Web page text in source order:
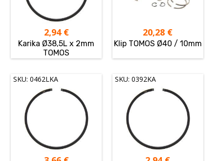
2,94 €
Karika Ø38,5L x 2mm
TOMOS
20,28 €
Klip TOMOS Ø40 / 10mm
SKU: 0462LKA SKU: 0392KA